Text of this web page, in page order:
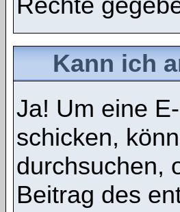
Kann ich
Ja! Um eine
schicken,
durchsuchen,
Beitrag des